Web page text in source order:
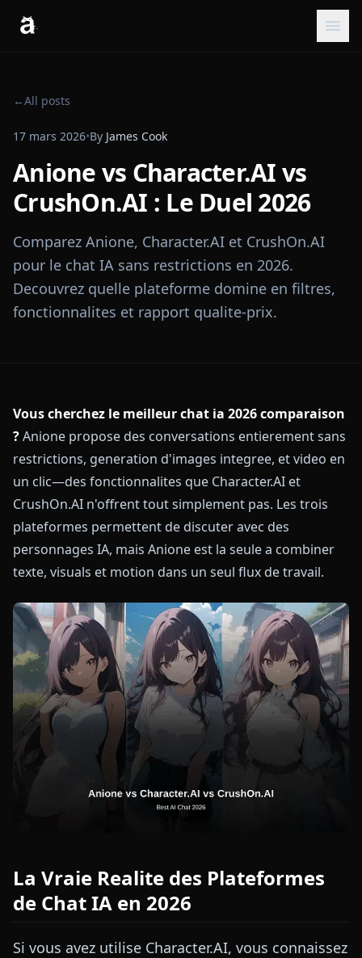
←All posts
17 mars 2026•By James Cook
Anione vs Character.AI vs
CrushOn.AI : Le Duel 2026
Comparez Anione, Character.AI et CrushOn.AI
pour le chat IA sans restrictions en 2026.
Decouvrez quelle plateforme domine en filtres,
fonctionnalites et rapport qualite-prix.
Vous cherchez le meilleur chat ia 2026 comparaison
?Anione propose des conversations entierement sans
restrictions, generation d'images integree, et video en
un clic—des fonctionnalites que Character.AI et
CrushOn.AI n'offrent tout simplement pas. Les trois
plateformes permettent de discuter avec des
personnages IA, mais Anione est la seule a combiner
texte, visuals et motion dans un seul flux de travail.
La Vraie Realite des Plateformes
de Chat IA en 2026
Si vous avez utilise Character.AI, vous connaissez